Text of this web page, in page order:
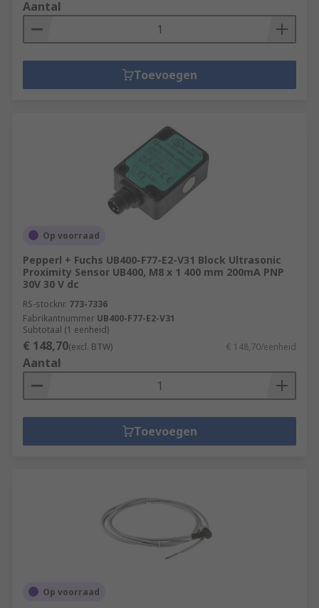
Aantal
Toevoegen
Op voorraad
Pepperl + Fuchs UB400-F77-E2-V31 Block Ultrasonic
Proximity Sensor UB400, M8 x 1 400 mm 200mA PNP
30V 30 V dc
RS-stocknr. 773-7336
Fabrikantnummer UB400-F77-E2-V31
Subtotaal (1 eenheid)
€ 148,70(excl. BTW) € 148,70/eenheid
Aantal
Toevoegen
Op voorraad